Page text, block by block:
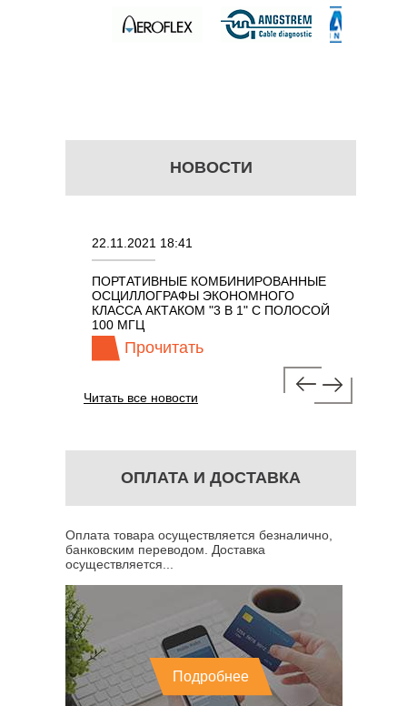
НОВОСТИ
22.11.2021 18:41
ПОРТАТИВНЫЕ КОМБИНИРОВАННЫЕ
ОСЦИЛЛОГРАФЫ ЭКОНОМНОГО
КЛАССА АКТАКОМ "3 В 1" С ПОЛОСОЙ
100 МГЦ
Прочитать
Читать все новости
ОПЛАТА И ДОСТАВКА
Оплата товара осуществляется безналично,
банковским переводом. Доставка
осуществляется...
Подробнее